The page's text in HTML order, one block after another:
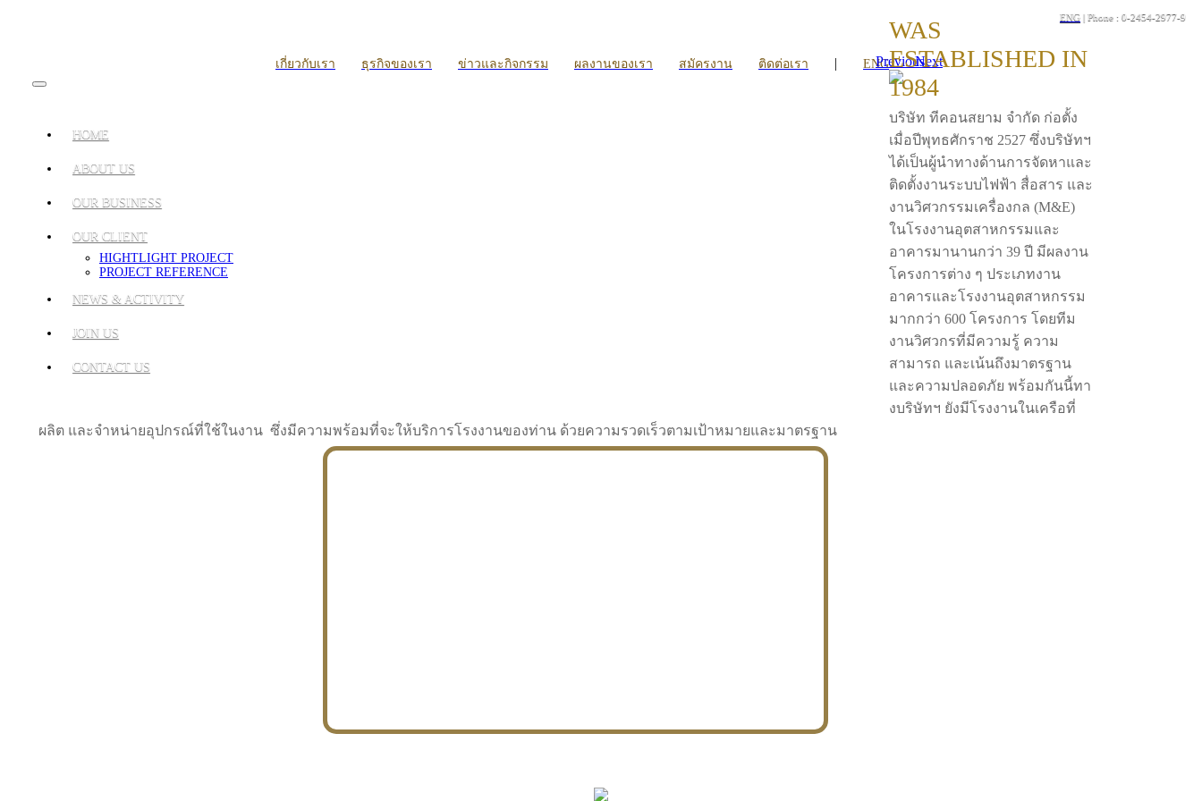
ENG | Phone : 0-2454-2977-9
เกี่ยวกับเรา ธุรกิจของเรา ข่าวและกิจกรรม ผลงานของเรา สมัครงาน ติดต่อเรา | ENG
HOME
ABOUT US
OUR BUSINESS
OUR CLIENT
HIGHTLIGHT PROJECT
PROJECT REFERENCE
NEWS & ACTIVITY
JOIN US
CONTACT US
PreviousNext
WAS
ESTABLISHED IN
1984
บริษัท ทีคอนสยาม จำกัด ก่อตั้ง
เมื่อปีพุทธศักราช 2527 ซึ่งบริษัทฯ
ได้เป็นผู้นำทางด้านการจัดหาและ
ติดตั้งงานระบบไฟฟ้า สื่อสาร และ
งานวิศวกรรมเครื่องกล (M&E)
ในโรงงานอุตสาหกรรมและ
อาคารมานานกว่า 39 ปี มีผลงาน
โครงการต่าง ๆ ประเภทงาน
อาคารและโรงงานอุตสาหกรรม
มากกว่า 600 โครงการ โดยทีม
งานวิศวกรที่มีความรู้ ความ
สามารถ และเน้นถึงมาตรฐาน
และความปลอดภัย พร้อมกันนี้ทา
งบริษัทฯ ยังมีโรงงานในเครือที่
ผลิต และจำหน่ายอุปกรณ์ที่ใช้ในงาน ซึ่งมีความพร้อมที่จะให้บริการโรงงานของท่าน ด้วยความรวดเร็วตามเป้าหมายและมาตรฐาน